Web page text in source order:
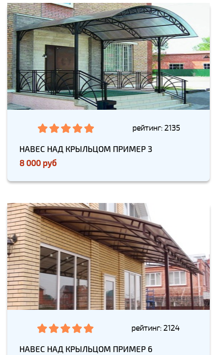
рейтинг: 2135
НАВЕС НАД КРЫЛЬЦОМ ПРИМЕР 3
8 000 руб
рейтинг: 2124
НАВЕС НАД КРЫЛЬЦОМ ПРИМЕР 6